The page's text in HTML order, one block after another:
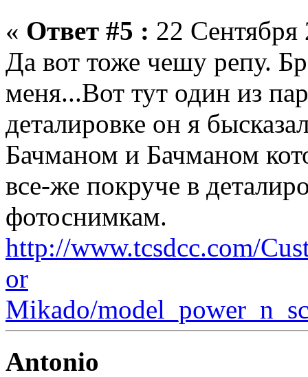
« Ответ #5 : 22
Да вот тоже чешу репу.
меня...Вот тут один из
деталировке он я
Бачманом и Бачманом
все-же покруче в
фотоснимкам.
http://www.tcsdcc.com/
or
Mikado/
Antonio